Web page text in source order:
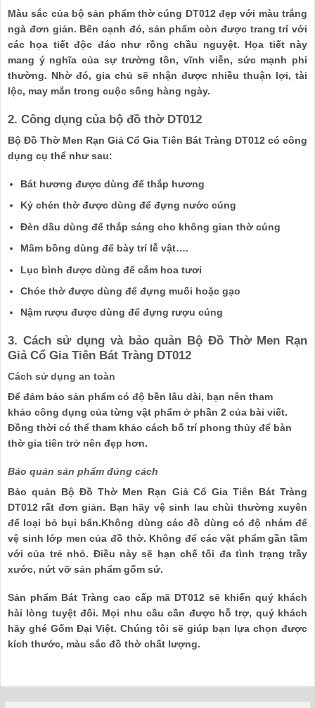
Màu sắc của bộ sản phẩm thờ cúng DT012 đẹp với màu trắng
ngà đơn giản. Bên cạnh đó, sản phẩm còn được trang trí với
các họa tiết độc đáo như rồng chầu nguyệt. Họa tiết này
mang ý nghĩa của sự trường tồn, vĩnh viễn, sức mạnh phi
thường. Nhờ đó, gia chủ sẽ nhận được nhiều thuận lợi, tài
lộc, may mắn trong cuộc sống hàng ngày.
2. Công dụng của bộ đồ thờ DT012
Bộ Đồ Thờ Men Rạn Giả Cổ Gia Tiên Bát Tràng DT012 có công
dụng cụ thể như sau:
Bát hương được dùng để thắp hương
Kỷ chén thờ được dùng để đựng nước cúng
Đèn dầu dùng để thắp sáng cho không gian thờ cúng
Mâm bồng dùng để bày trí lễ vật….
Lục bình được dùng để cắm hoa tươi
Chóe thờ được dùng để đựng muối hoặc gạo
Nậm rượu được dùng để đựng rượu cúng
3. Cách sử dụng và bảo quản Bộ Đồ Thờ Men Rạn
Giả Cổ Gia Tiên Bát Tràng DT012
Cách sử dụng an toàn
Để đảm bảo sản phẩm có độ bền lâu dài, bạn nên tham
khảo công dụng của từng vật phẩm ở phần 2 của bài viết.
Đồng thời có thể tham khảo cách bố trí phong thủy để bàn
thờ gia tiên trở nên đẹp hơn.
Bảo quản sản phẩm đúng cách
Bảo quản Bộ Đồ Thờ Men Rạn Giả Cổ Gia Tiên Bát Tràng
DT012 rất đơn giản. Bạn hãy vệ sinh lau chùi thường xuyên
để loại bỏ bụi bẩn.Không dùng các đồ dùng có độ nhám để
vệ sinh lớp men của đồ thờ. Không để các vật phẩm gần tầm
với của trẻ nhỏ. Điều này sẽ hạn chế tối đa tình trạng trầy
xước, nứt vỡ sản phẩm gốm sứ.
Sản phẩm Bát Tràng cao cấp mã DT012 sẽ khiến quý khách
hài lòng tuyệt đối. Mọi nhu cầu cần được hỗ trợ, quý khách
hãy ghé Gốm Đại Việt. Chúng tôi sẽ giúp bạn lựa chọn được
kích thước, màu sắc đồ thờ chất lượng.